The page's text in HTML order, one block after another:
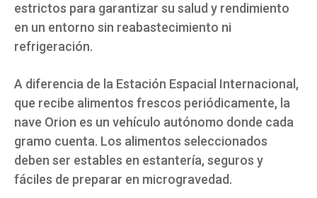
estrictos para garantizar su salud y rendimiento
en un entorno sin reabastecimiento ni
refrigeración.
A diferencia de la Estación Espacial Internacional,
que recibe alimentos frescos periódicamente, la
nave Orion es un vehículo autónomo donde cada
gramo cuenta. Los alimentos seleccionados
deben ser estables en estantería, seguros y
fáciles de preparar en microgravedad.